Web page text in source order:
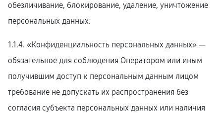
обезличивание, блокирование, удаление, уничтожение
персональных данных.
1.1.4. «Конфиденциальность персональных данных» —
обязательное для соблюдения Оператором или иным
получившим доступ к персональным данным лицом
требование не допускать их распространения без
согласия субъекта персональных данных или наличия